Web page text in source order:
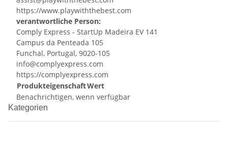
https://www.playwiththebest.com
verantwortliche Person:
Comply Express - StartUp Madeira EV 141
Campus da Penteada 105
Funchal, Portugal, 9020-105
info@complyexpress.com
https://complyexpress.com
ProdukteigenschaftWert
Benachrichtigen, wenn verfügbar
Kategorien